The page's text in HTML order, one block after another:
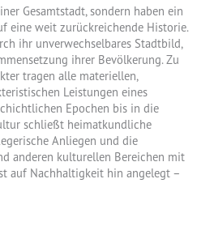
Gesamtstadt, sondern haben ein
eine weit zurückreichende Historie.
ihr unverwechselbares Stadtbild,
ihrer Bevölkerung. Zu
tragen alle materiellen,
Leistungen eines
Epochen bis in die
schließt heimatkundliche
Anliegen und die
anderen kulturellen Bereichen mit
auf Nachhaltigkeit hin angelegt –